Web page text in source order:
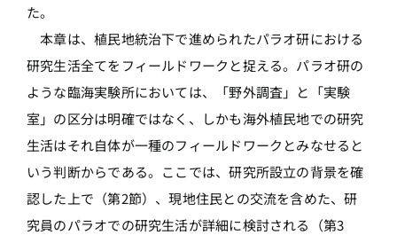
た。
本章は、植民地統治下で進められたパラオ研における
研究生活全てをフィールドワークと捉える。パラオ研の
ような臨海実験所においては、「野外調査」と「実験
室」の区分は明確ではなく、しかも海外植民地での研究
生活はそれ自体が一種のフィールドワークとみなせると
いう判断からである。ここでは、研究所設立の背景を確
認した上で（第2節）、現地住民との交流を含めた、研
究員のパラオでの研究生活が詳細に検討される（第3